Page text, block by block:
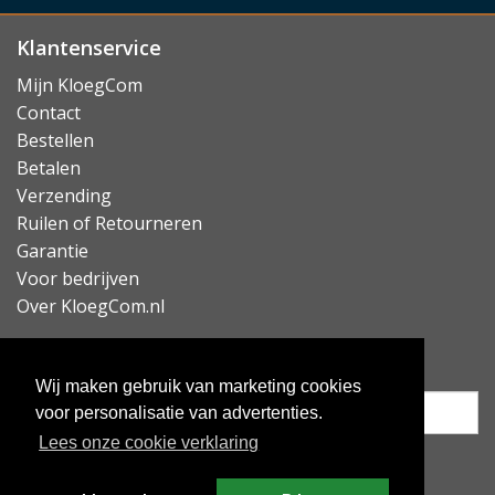
Wij maken gebruik van marketing cookies
voor personalisatie van advertenties.
Lees onze cookie verklaring
Klantenservice
Mijn KloegCom
Contact
Bestellen
Betalen
Verzending
Ruilen of Retourneren
Garantie
Voor bedrijven
Over KloegCom.nl